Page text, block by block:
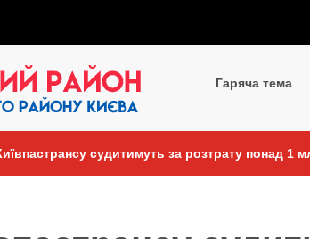
Гаряча тема
судитимуть за розтрату понад 1